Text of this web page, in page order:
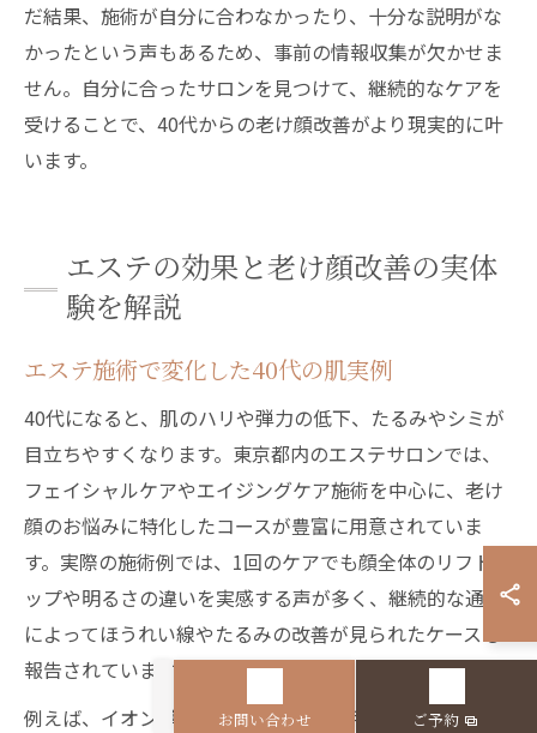
だ結果、施術が自分に合わなかったり、十分な説明がな
かったという声もあるため、事前の情報収集が欠かせま
せん。自分に合ったサロンを見つけて、継続的なケアを
受けることで、40代からの老け顔改善がより現実的に叶
います。
エステの効果と老け顔改善の実体
験を解説
エステ施術で変化した40代の肌実例
40代になると、肌のハリや弾力の低下、たるみやシミが
目立ちやすくなります。東京都内のエステサロンでは、
フェイシャルケアやエイジングケア施術を中心に、老け
顔のお悩みに特化したコースが豊富に用意されていま
す。実際の施術例では、1回のケアでも顔全体のリフトア
ップや明るさの違いを実感する声が多く、継続的な通院
によってほうれい線やたるみの改善が見られたケースも
報告されています。
例えば、イオン導入やハンドケア、専用マッサージなど
お問い合わせ ご予約